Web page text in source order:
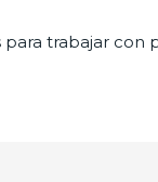
trabajar con